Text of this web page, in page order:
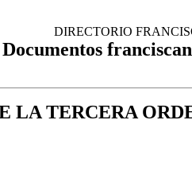
DIRECTORIO
Documentos
LA TERCERA